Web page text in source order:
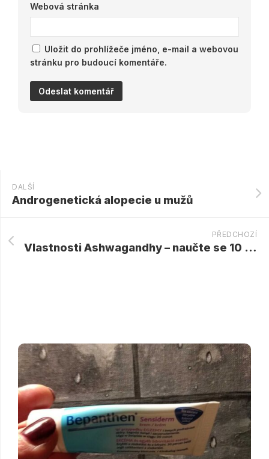
Webová stránka
Uložit do prohlížeče jméno, e-mail a webovou
stránku pro budoucí komentáře.
DALŠÍ
Androgenetická alopecie u mužů
PŘEDCHOZÍ
Vlastnosti Ashwagandhy – naučte se 10 použití této byliny